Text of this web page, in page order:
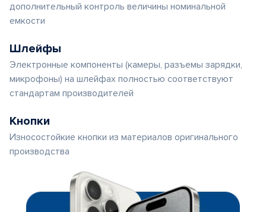
дополнительный контроль величины номинальной
емкости
Шлейфы
Электронные компоненты (камеры, разъемы зарядки,
микрофоны) на шлейфах полностью соответствуют
стандартам производителей
Кнопки
Износостойкие кнопки из материалов оригинального
производства